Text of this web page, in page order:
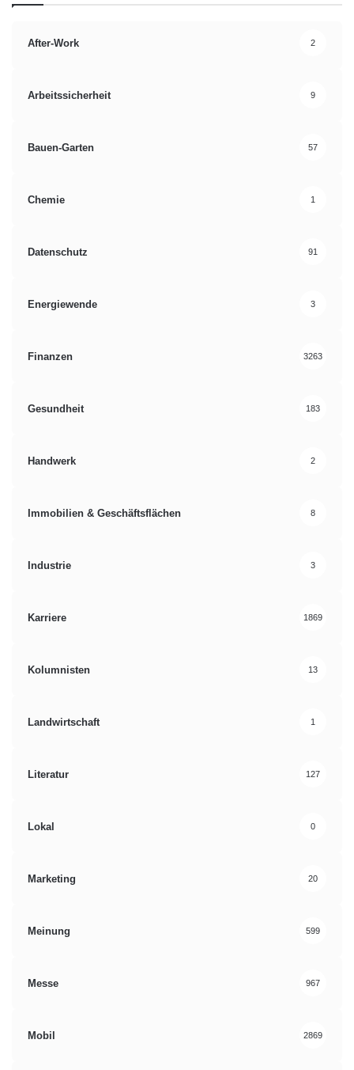
After-Work 2
Arbeitssicherheit 9
Bauen-Garten 57
Chemie 1
Datenschutz 91
Energiewende 3
Finanzen 3263
Gesundheit 183
Handwerk 2
Immobilien & Geschäftsflächen 8
Industrie 3
Karriere 1869
Kolumnisten 13
Landwirtschaft 1
Literatur 127
Lokal 0
Marketing 20
Meinung 599
Messe 967
Mobil 2869